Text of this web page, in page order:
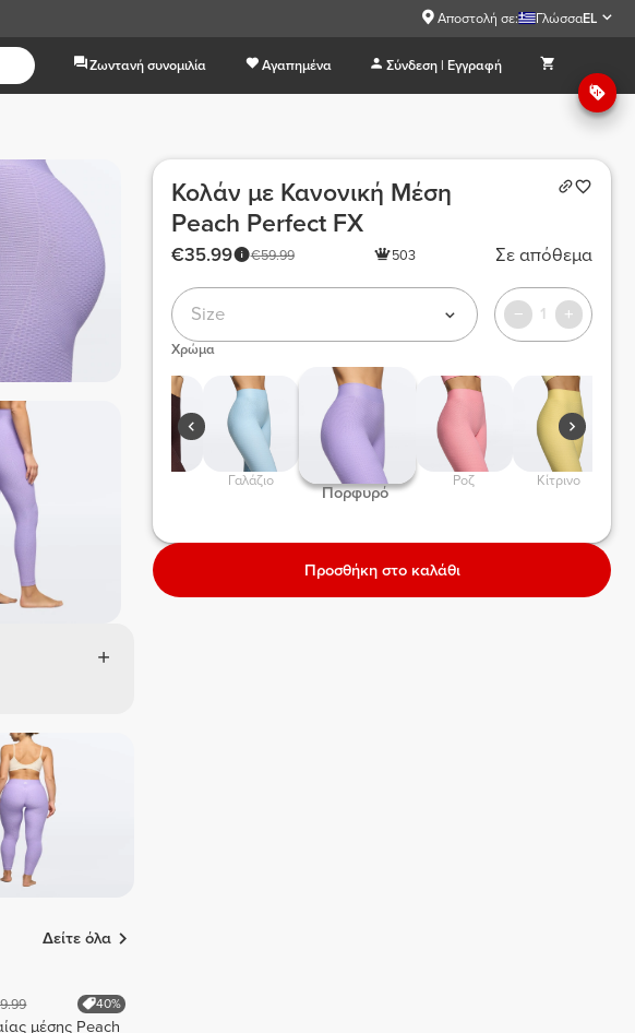
Αποστολή σε: ΓλώσσαEL
Ζωντανή συνομιλία Αγαπημένα Σύνδεση | Εγγραφή
Δείτε όλα
40%
μέσης Peach
Κολάν με Κανονική Μέση
Peach Perfect FX
€59.99
€35.99 503 Σε απόθεμα
Size 1
Χρώμα
Βασιλικό
Γαλάζιο
Πορφυρό
Ροζ Κίτρινο
Προσθήκη στο καλάθι